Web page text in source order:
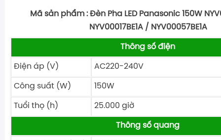
Mã sản phẩm : Đèn Pha LED Panasonic 150W
NYV00017BE1A / NYV00057BE1A
Thông số điện
Điện áp (V) AC220-240V
Công suất (W) 150W
Tuổi thọ (h) 25.000 giờ
Thông số quang